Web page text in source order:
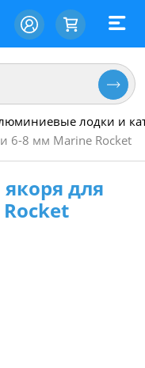
лодки и
6-8 мм Marine Rocket
для